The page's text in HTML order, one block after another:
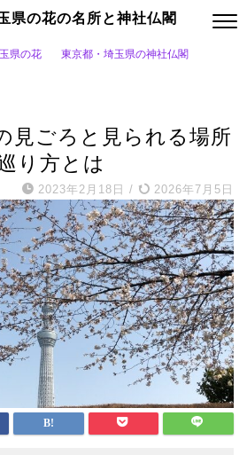
県の花の名所と神社仏閣
県の花 東京都・埼玉県の神社仏閣
見ごろと見られる場所
り方とは
2023年2月18日 / 2026年7月5日